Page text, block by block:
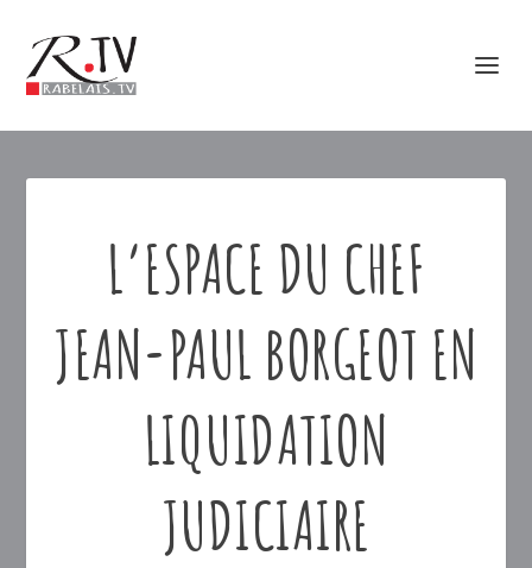
L’ESPACE DU CHEF
JEAN-PAUL BORGEOT EN
LIQUIDATION
JUDICIAIRE